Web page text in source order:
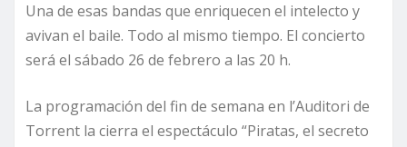
Una de esas bandas que enriquecen el intelecto y
avivan el baile. Todo al mismo tiempo. El concierto
será el sábado 26 de febrero a las 20 h.
La programación del fin de semana en l’Auditori de
Torrent la cierra el espectáculo “Piratas, el secreto